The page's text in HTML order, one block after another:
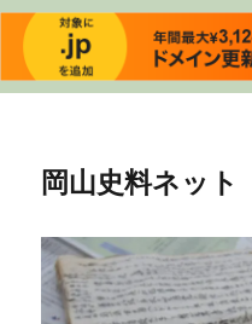
岡山史料ネット